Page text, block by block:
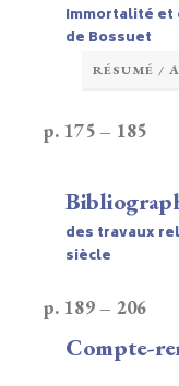
Immortalité
de Bossuet
RÉSUMÉ /
p. 175 – 185
des travaux
siècle
p. 189 – 206
Compte-